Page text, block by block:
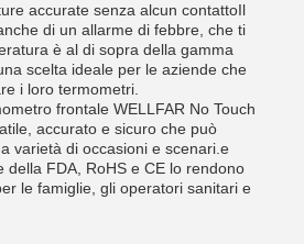
accurate senza alcun contattoIl
di un allarme di febbre, che ti
è al di sopra della gamma
scelta ideale per le aziende che
i loro termometri.
frontale WELLFAR No Touch
accurato e sicuro che può
varietà di occasioni e scenari.e
della FDA, RoHS e CE lo rendono
le famiglie, gli operatori sanitari e